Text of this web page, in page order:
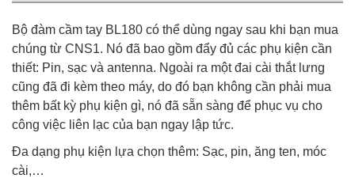
Bộ đàm cầm tay BL180 có thể dùng ngay sau khi bạn mua
chúng từ CNS1. Nó đã bao gồm đẩy đủ các phụ kiện cần
thiết: Pin, sạc và antenna. Ngoài ra một đai cài thắt lưng
cũng đã đi kèm theo máy, do đó bạn không cần phải mua
thêm bất kỳ phụ kiện gì, nó đã sẵn sàng để phục vụ cho
công việc liên lạc của bạn ngay lập tức.
Đa dạng phụ kiện lựa chọn thêm: Sạc, pin, ăng ten, móc
cài,…